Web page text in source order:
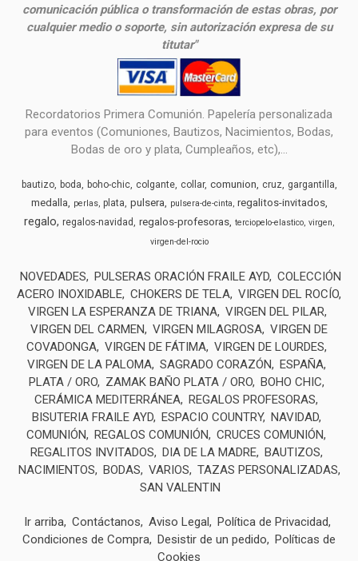
comunicación pública o transformación de estas obras, por
cualquier medio o soporte, sin autorización expresa de su
titutar"
Recordatorios Primera Comunión. Papelería personalizada
para eventos (Comuniones, Bautizos, Nacimientos, Bodas,
Bodas de oro y plata, Cumpleaños, etc),...
bautizo boda boho-chic colgante collar comunion cruz gargantilla
medalla perlas plata pulsera pulsera-de-cinta regalitos-invitados
regalo regalos-navidad regalos-profesoras terciopelo-elastico virgen
virgen-del-rocio
NOVEDADES PULSERAS ORACIÓN FRAILE AYD COLECCIÓN
ACERO INOXIDABLE CHOKERS DE TELA VIRGEN DEL ROCÍO
VIRGEN LA ESPERANZA DE TRIANA VIRGEN DEL PILAR
VIRGEN DEL CARMEN
VIRGEN MILAGROSA VIRGEN DE
COVADONGA VIRGEN DE FÁTIMA VIRGEN DE LOURDES
VIRGEN DE LA PALOMA SAGRADO CORAZÓN
ESPAÑA
PLATA / ORO
ZAMAK BAÑO PLATA / ORO BOHO CHIC
CERÁMICA MEDITERRÁNEA REGALOS PROFESORAS
BISUTERIA FRAILE AYD ESPACIO COUNTRY NAVIDAD
COMUNIÓN
REGALOS COMUNIÓN
CRUCES COMUNIÓN
REGALITOS INVITADOS
DIA DE LA MADRE BAUTIZOS
NACIMIENTOS
BODAS VARIOS
TAZAS PERSONALIZADAS
SAN VALENTIN
Ir arriba Contáctanos Aviso Legal
Política de Privacidad
Condiciones de Compra Desistir de un pedido
Políticas de
Cookies